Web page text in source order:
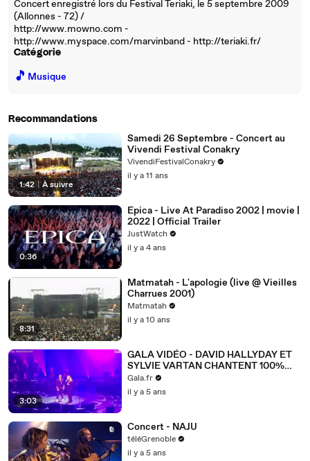
Concert enregistré lors du Festival Teriaki, le 5 septembre 2009
(Allonnes - 72) /
http://www.mowno.com -
http://www.myspace.com/marvinband - http://teriaki.fr/
Catégorie
🎵 Musique
Recommandations
1:42 | À suivre
Samedi 26 Septembre - Concert au
Vivendi Festival Conakry
VivendiFestivalConakry
il y a 11 ans
0:36
Epica - Live At Paradiso 2002 | movie |
2022 | Official Trailer
JustWatch
il y a 4 ans
8:31
Matmatah - L'apologie (live @ Vieilles
Charrues 2001)
Matmatah
il y a 10 ans
3:03
GALA VIDÉO - DAVID HALLYDAY ET
SYLVIE VARTAN CHANTENT 100%
ENSEMBLE POUR LA PREMIÈRE
FOIS
Gala.fr
il y a 5 ans
Concert - NAJU
téléGrenoble
il y a 5 ans